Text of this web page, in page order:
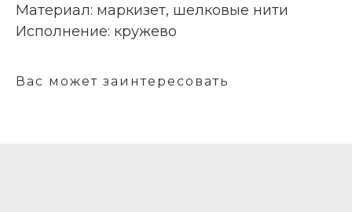
Материал: маркизет, шелковые нити
Исполнение: кружево
Вас может заинтересовать